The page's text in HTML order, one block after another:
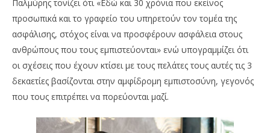
Παλμύρης τονίζει ότι «Εδώ και 30 χρόνια που εκείνος
προσωπικά και το γραφείο του υπηρετούν τον τομέα της
ασφάλισης, στόχος είναι να προσφέρουν ασφάλεια στους
ανθρώπους που τους εμπιστεύονται» ενώ υπογραμμίζει ότι
οι σχέσεις που έχουν κτίσει με τους πελάτες τους αυτές τις 3
δεκαετίες βασίζονται στην αμφίδρομη εμπιστοσύνη, γεγονός
που τους επιτρέπει να πορεύονται μαζί.